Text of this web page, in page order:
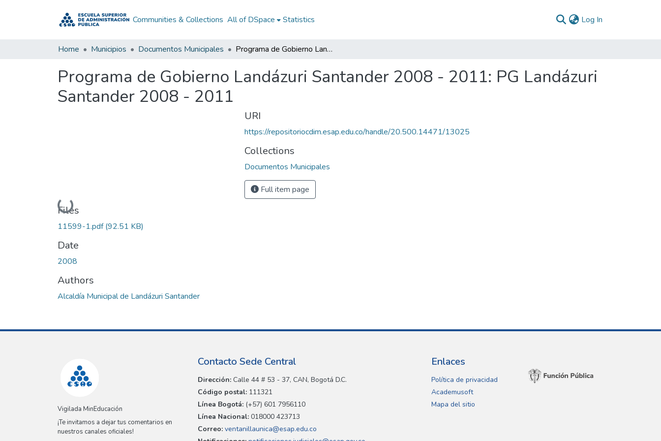
Communities & Collections All of DSpace Statistics Log In
Home Municipios Documentos Municipales Programa de Gobierno Landázuri Santander 2008 - 2011: PG Landázuri Santander 2008 - 2011
Programa de Gobierno Landázuri Santander 2008 - 2011: PG Landázuri
Santander 2008 - 2011
Loading...
Files
11599-1.pdf(92.51 KB)
Date
2008
Authors
Alcaldía Municipal de Landázuri Santander
URI
https://repositoriocdim.esap.edu.co/handle/20.500.14471/13025
Collections
Documentos Municipales
Full item page
Vigilada MinEducación
¡Te invitamos a dejar tus comentarios en
nuestros canales oficiales!
Contacto Sede Central
Dirección: Calle 44 # 53 - 37, CAN, Bogotá D.C.
Código postal: 111321
Línea Bogotá: (+57) 601 7956110
Línea Nacional: 018000 423713
Correo: ventanillaunica@esap.edu.co
Enlaces
Política de privacidad
Academusoft
Mapa del sitio